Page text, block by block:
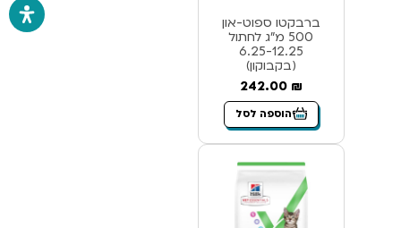
ברבקטו ספוט-און
500 מ”ג לחתול
6.25-12.25
(בקבוקון)
242.00 ₪
הוספה לסל